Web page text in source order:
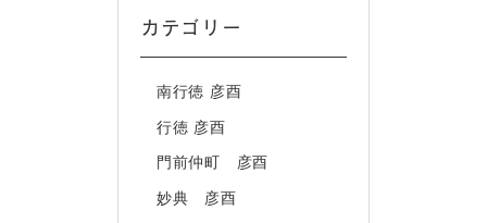
カテゴリー
南行徳 彦酉
行徳 彦酉
門前仲町 彦酉
妙典 彦酉